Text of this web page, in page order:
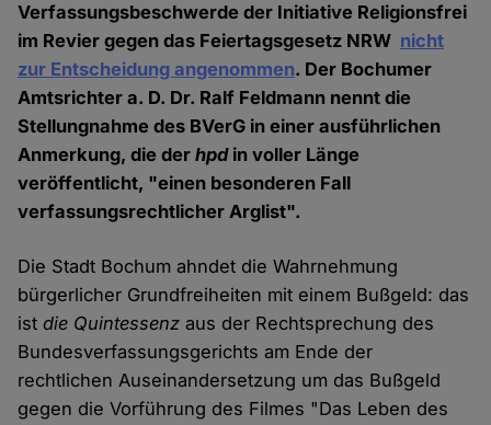
Verfassungsbeschwerde der Initiative Religionsfrei
im Revier gegen das Feiertagsgesetz NRW nicht
zur Entscheidung angenommen. Der Bochumer
Amtsrichter a. D. Dr. Ralf Feldmann nennt die
Stellungnahme des BVerG in einer ausführlichen
Anmerkung, die derhpdin voller Länge
veröffentlicht, "einen besonderen Fall
verfassungsrechtlicher Arglist".
Die Stadt Bochum ahndet die Wahrnehmung
bürgerlicher Grundfreiheiten mit einem Bußgeld: das
istdie Quintessenz aus der Rechtsprechung des
Bundesverfassungsgerichts am Ende der
rechtlichen Auseinandersetzung um das Bußgeld
gegen die Vorführung des Filmes "Das Leben des